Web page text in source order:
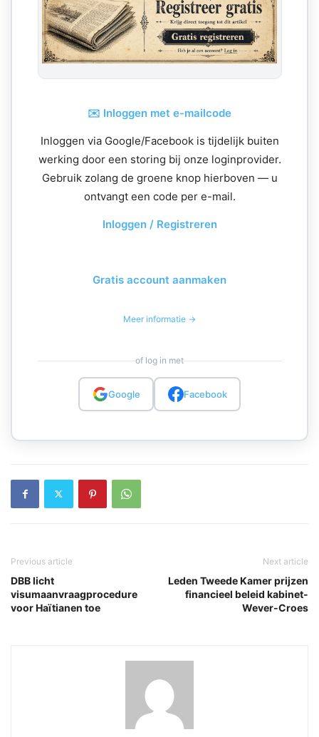
✉️ Inloggen met e-mailcode
Inloggen via Google/Facebook is tijdelijk buiten
werking door een storing bij onze loginprovider.
Gebruik zolang de groene knop hierboven — u
ontvangt een code per e-mail.
Inloggen / Registreren
Gratis account aanmaken
Meer informatie →
of log in met
Google Facebook
Previous article
DBB licht
visumaanvraagprocedure
voor Haïtianen toe
Next article
Leden Tweede Kamer prijzen
financieel beleid kabinet-
Wever-Croes